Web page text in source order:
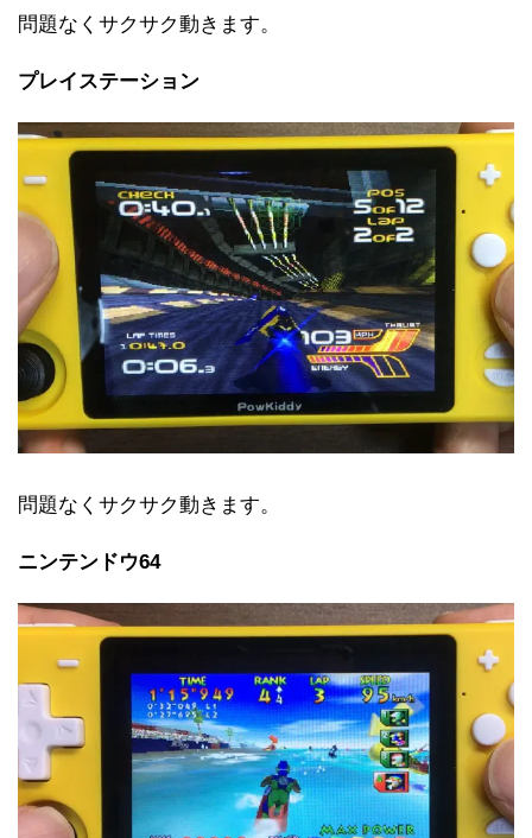
問題なくサクサク動きます。
プレイステーション
問題なくサクサク動きます。
ニンテンドウ64